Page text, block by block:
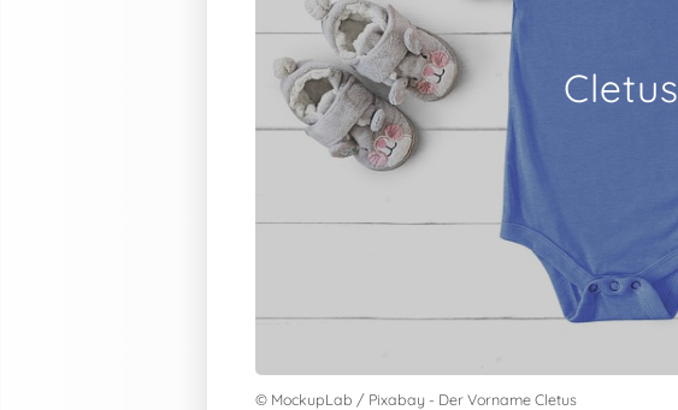
Cletus
© MockupLab / Pixabay - Der Vorname Cletus